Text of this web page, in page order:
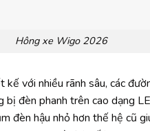
Hông xe Wigo 2026
với nhiều rãnh sâu, các
bị đèn phanh trên cao dạng
đèn hậu nhỏ hơn thế hệ cũ